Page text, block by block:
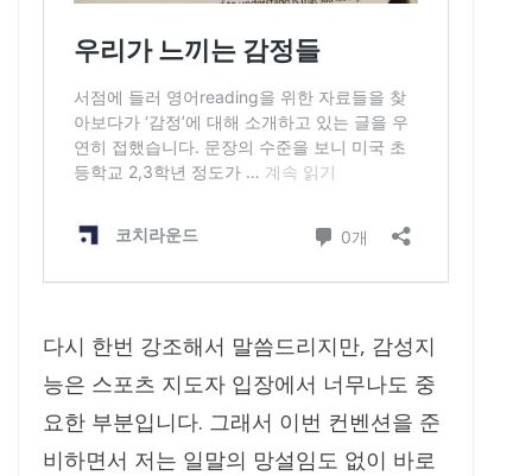
다시 한번 강조해서 말씀드리지만, 감성지
능은 스포츠 지도자 입장에서 너무나도 중
요한 부분입니다. 그래서 이번 컨벤션을 준
비하면서 저는 일말의 망설임도 없이 바로